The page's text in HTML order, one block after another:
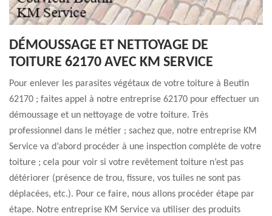
DÉMOUSSAGE ET NETTOYAGE DE
TOITURE 62170 AVEC KM SERVICE
Pour enlever les parasites végétaux de votre toiture à Beutin
62170 ; faites appel à notre entreprise 62170 pour effectuer un
démoussage et un nettoyage de votre toiture. Très
professionnel dans le métier ; sachez que, notre entreprise KM
Service va d’abord procéder à une inspection complète de votre
toiture ; cela pour voir si votre revêtement toiture n’est pas
détériorer (présence de trou, fissure, vos tuiles ne sont pas
déplacées, etc.). Pour ce faire, nous allons procéder étape par
étape. Notre entreprise KM Service va utiliser des produits